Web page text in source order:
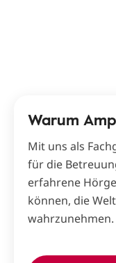
Warum
Mit uns als
für die
erfahrene
können, die
wahrzunehmen.